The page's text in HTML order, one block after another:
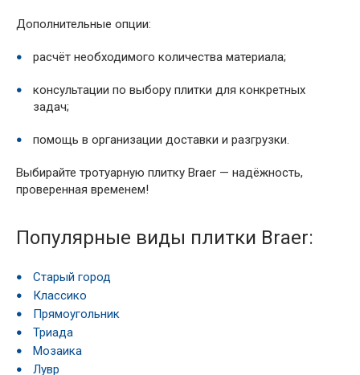
Дополнительные опции:
расчёт необходимого количества материала;
консультации по выбору плитки для конкретных
задач;
помощь в организации доставки и разгрузки.
Выбирайте тротуарную плитку Braer — надёжность,
проверенная временем!
Популярные виды плитки Braer:
Старый город
Классико
Прямоугольник
Триада
Мозаика
Лувр